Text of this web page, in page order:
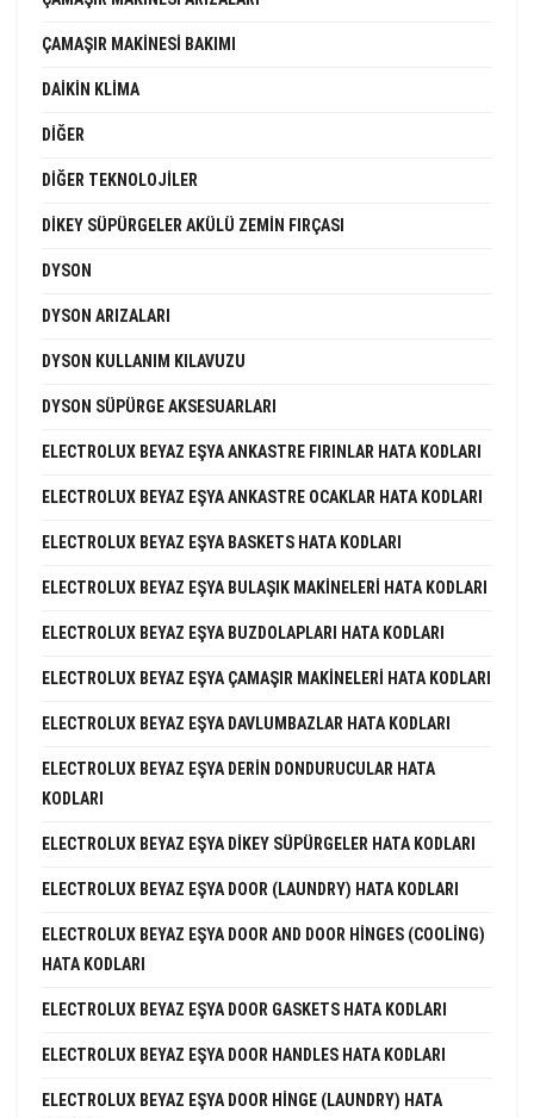
ÇAMAŞIR MAKINESI BAKIMI
DAIKIN KLIMA
DIĞER
DIĞER TEKNOLOJILER
DIKEY SÜPÜRGELER AKÜLÜ ZEMIN FIRÇASI
DYSON
DYSON ARIZALARI
DYSON KULLANIM KILAVUZU
DYSON SÜPÜRGE AKSESUARLARI
ELECTROLUX BEYAZ EŞYA ANKASTRE FIRINLAR HATA KODLARI
ELECTROLUX BEYAZ EŞYA ANKASTRE OCAKLAR HATA KODLARI
ELECTROLUX BEYAZ EŞYA BASKETS HATA KODLARI
ELECTROLUX BEYAZ EŞYA BULAŞIK MAKINELERI HATA KODLARI
ELECTROLUX BEYAZ EŞYA BUZDOLAPLARI HATA KODLARI
ELECTROLUX BEYAZ EŞYA ÇAMAŞIR MAKINELERI HATA KODLARI
ELECTROLUX BEYAZ EŞYA DAVLUMBAZLAR HATA KODLARI
ELECTROLUX BEYAZ EŞYA DERIN DONDURUCULAR HATA
KODLARI
ELECTROLUX BEYAZ EŞYA DIKEY SÜPÜRGELER HATA KODLARI
ELECTROLUX BEYAZ EŞYA DOOR (LAUNDRY) HATA KODLARI
ELECTROLUX BEYAZ EŞYA DOOR AND DOOR HINGES (COOLING)
HATA KODLARI
ELECTROLUX BEYAZ EŞYA DOOR GASKETS HATA KODLARI
ELECTROLUX BEYAZ EŞYA DOOR HANDLES HATA KODLARI
ELECTROLUX BEYAZ EŞYA DOOR HINGE (LAUNDRY) HATA